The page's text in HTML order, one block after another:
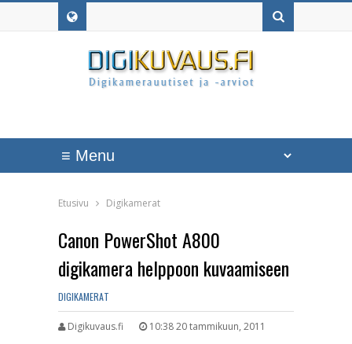
Etusivu Digikamerat
Canon PowerShot A800
digikamera helppoon kuvaamiseen
DIGIKAMERAT
Digikuvaus.fi 10:38 20 tammikuun, 2011